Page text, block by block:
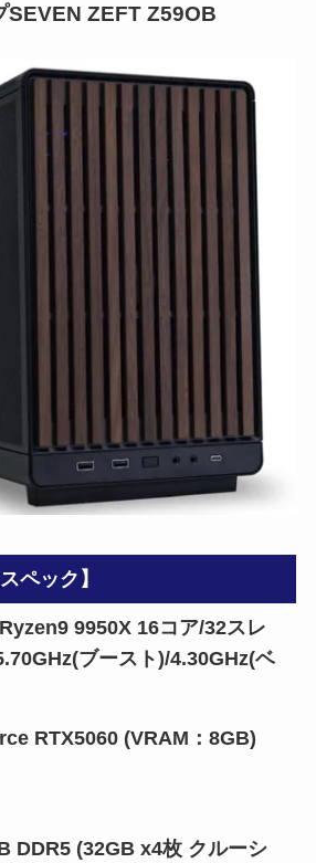
SEVEN ZEFT Z59OB
ペック】
9950X 16コア/32スレ
ブースト)/4.30GHz(ベ
RTX5060 (VRAM：8GB)
DDR5 (32GB x4枚 クルーシ